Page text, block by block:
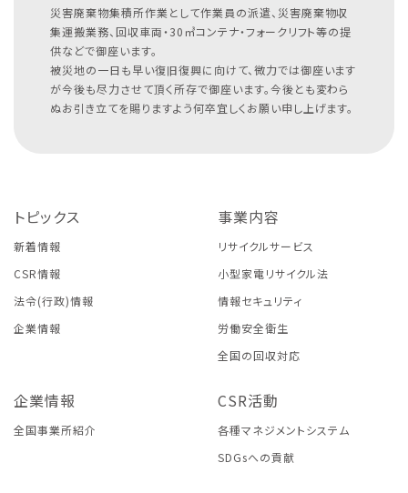
災害廃棄物集積所作業として作業員の派遣、災害廃棄物収
集運搬業務、回収車両・30㎥コンテナ・フォークリフト等の提
供などで御座います。
被災地の一日も早い復旧復興に向けて、微力では御座います
が今後も尽力させて頂く所存で御座います。今後とも変わら
ぬお引き立てを賜りますよう何卒宜しくお願い申し上げます。
トピックス
新着情報
CSR情報
法令(行政)情報
企業情報
事業内容
リサイクルサービス
小型家電リサイクル法
情報セキュリティ
労働安全衛生
全国の回収対応
企業情報
全国事業所紹介
CSR活動
各種マネジメントシステム
SDGsへの貢献